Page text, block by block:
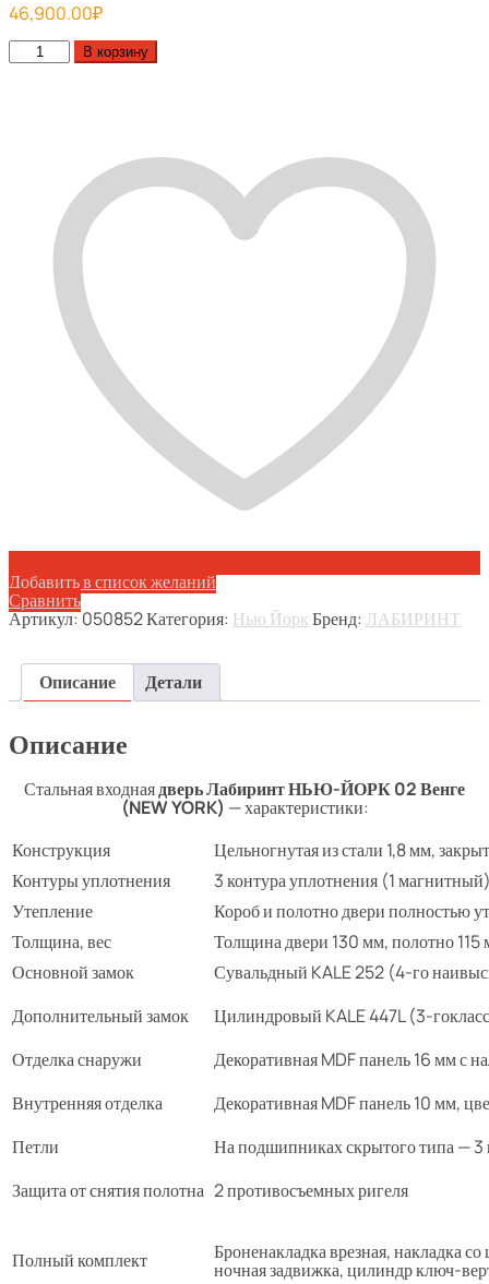
46,900.00₽
Количество
товара
В корзину
Добавить в список желаний
Сравнить
Артикул:050852Категория: Нью ЙоркБренд: ЛАБИРИНТ
Описание Детали
Описание
Стальная входнаядверь Лабиринт НЬЮ-ЙОРК 02 Венге
(NEW YORK) — характеристики:
Конструкция
Цельногнутая из стали 1,8 мм,
Контуры уплотнения
3 контура уплотнения (1
Утепление
Короб и полотно двери полностью
Толщина, вес
Толщина двери 130 мм, полотно 115
Основной замок
Сувальдный KALE 252 (4-го
Дополнительный замок
Цилиндровый KALE 447L (3-
Отделка снаружи
Декоративная MDF панель 16 мм с
Внутренняя отделка
Декоративная MDF панель 10 мм,
Петли
На подшипниках скрытого типа — 3
Защита от снятия полотна 2 противосъемных ригеля
Полный комплект Броненакладка врезная, накладка
ночная задвижка, цилиндр ключ-